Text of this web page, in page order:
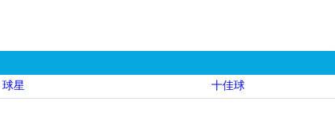
球星 十佳球